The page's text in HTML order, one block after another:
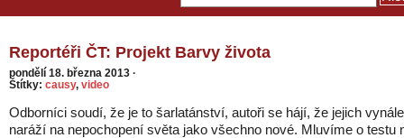
Reportéři ČT: Projekt Barvy života
pondělí 18. března 2013 ·
Štítky: causy, video
Odborníci soudí, že je to šarlatánství, autoři se hájí, že jejich
naráží na nepochopení světa jako všechno nové. Mluvíme o testu